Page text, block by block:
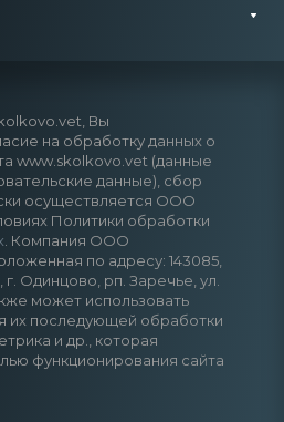
Вы
на обработку данных о
www.skolkovo.vet (данные
данные), сбор
осуществляется ООО
Политики обработки
. Компания ООО
по адресу: 143085,
Одинцово, рп. Заречье, ул.
может использовать
их последующей обработки
и др., которая
функционирования сайта